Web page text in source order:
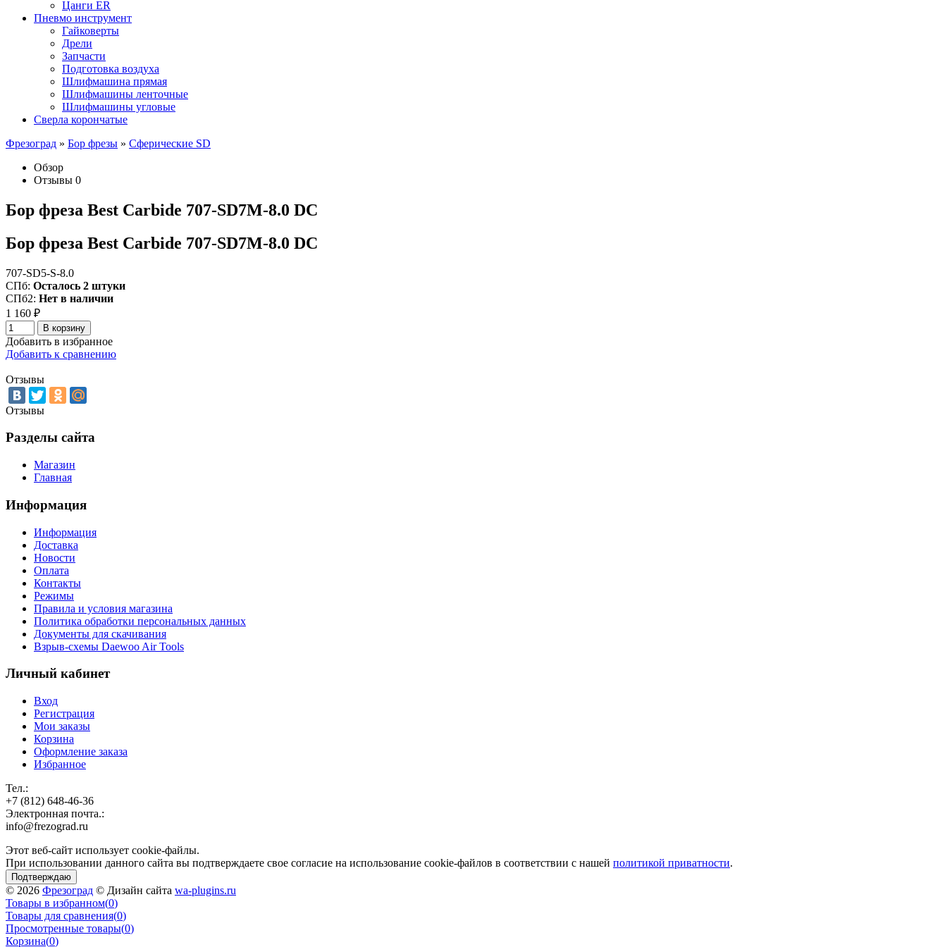
Цанги ER
Пневмо инструмент
Гайковерты
Дрели
Запчасти
Подготовка воздуха
Шлифмашина прямая
Шлифмашины ленточные
Шлифмашины угловые
Сверла корончатые
Фрезоград » Бор фрезы » Сферические SD
Обзор
Отзывы 0
Бор фреза Best Carbide 707-SD7M-8.0 DC
Бор фреза Best Carbide 707-SD7M-8.0 DC
707-SD5-S-8.0
СПб: Осталось 2 штуки
СПб2: Нет в наличии
1 160 ₽
В корзину
Добавить в избранное
Добавить к сравнению
Отзывы
Отзывы
Разделы сайта
Магазин
Главная
Информация
Информация
Доставка
Новости
Оплата
Контакты
Режимы
Правила и условия магазина
Политика обработки персональных данных
Документы для скачивания
Взрыв-схемы Daewoo Air Tools
Личный кабинет
Вход
Регистрация
Мои заказы
Корзина
Оформление заказа
Избранное
Тел.:
+7 (812) 648-46-36
Электронная почта.:
info@frezograd.ru
Этот веб-сайт использует cookie-файлы.
При использовании данного сайта вы подтверждаете свое согласие на использование cookie-файлов в соответствии с нашей политикой приватности.
Подтверждаю
© 2026 Фрезоград © Дизайн сайта wa-plugins.ru
Товары в избранном(0)
Товары для сравнения(0)
Просмотренные товары(0)
Корзина(0)